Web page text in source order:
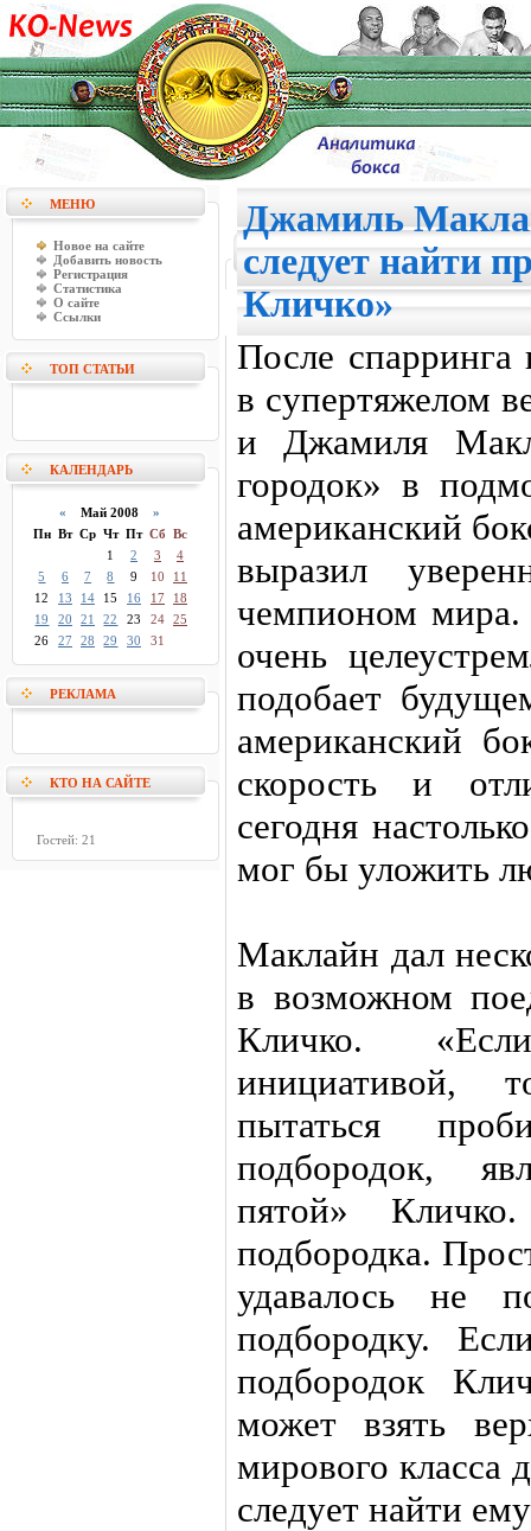
МЕНЮ
Новое на сайте
Добавить новость
Регистрация
Статистика
О сайте
Ссылки
ТОП СТАТЬИ
КАЛЕНДАРЬ
« Май 2008»
Пн Вт Ср Чт Пт Сб Вс
1
2 3
4
5
6 7 8 9 10
11
12
13 14 15 16 17
18
19
20 21 22 23 24 25
26
27 28 29 30 31
РЕКЛАМА
КТО НА САЙТЕ
Гостей: 21
Джамиль
следует найти
Кличко»
После спарринга
в супертяжелом
и Джамиля
городок» в
американский
выразил
чемпионом мира.
очень
подобает
американский
скорость и
сегодня
мог бы уложить
Маклайн дал
в возможном
Кличко.
инициативой,
пытаться
подбородок,
пятой»
подбородка.
удавалось не
подбородку.
подбородок
может взять
мирового класса
следует найти